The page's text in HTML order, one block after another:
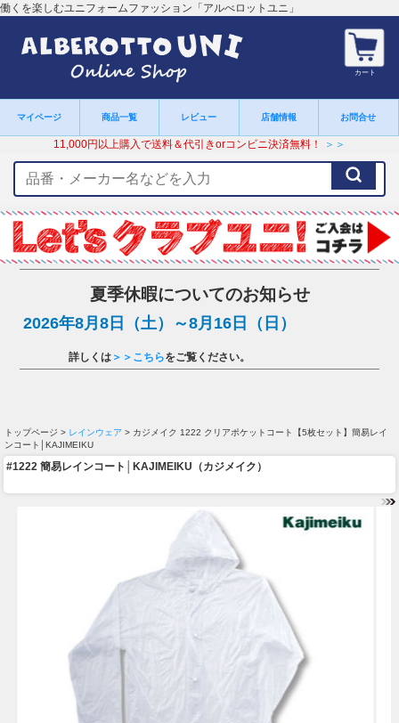
働くを楽しむユニフォームファッション「アルべロットユニ」
カート
マイページ 商品一覧 レビュー 店舗情報 お問合せ
11,000円以上購入で送料＆代引きorコンビニ決済無料！ ＞＞
ー
ワ
ー
ド
夏季休暇についてのお知らせ
2026年8月8日（土）～8月16日（日）
詳しくは ＞＞こちらをご覧ください。
トップページ > レインウェア > カジメイク 1222 クリアポケットコート【5枚セット】簡易レイ
ンコート│KAJIMEIKU
#1222 簡易レインコート│KAJIMEIKU（カジメイク）